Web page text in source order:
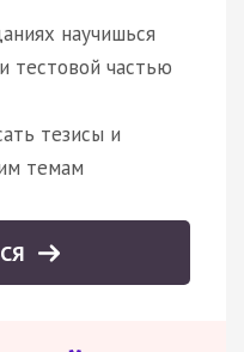
научишься
тестовой частью
тезисы и
темам